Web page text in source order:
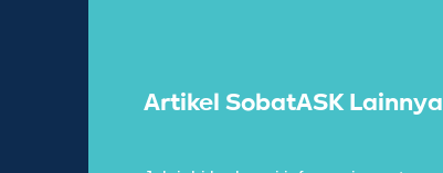
Artikel SobatASK Lainnya